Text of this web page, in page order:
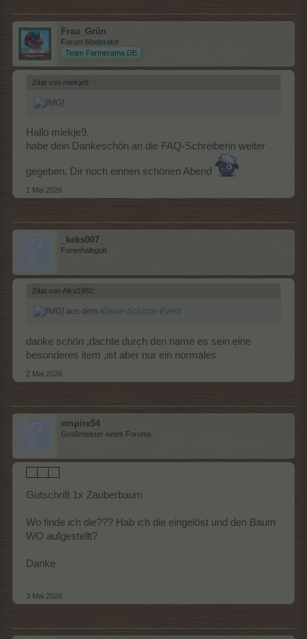
Frau_Grün
Forum Moderator
Team Farmerama DE
Zitat von miekje9: ↑
Hallo miekje9,
habe dein Dankeschön an die FAQ-Schreiberin weiter
gegeben. Dir noch einnen schönen Abend
1 Mai 2026
_keks007_
Forenhalbgott
Zitat von Alira1982: ↑
aus dem Kleine-Schätze-Event
danke schön ,dachte durch den name es sein eine
besonderes item ,ist aber nur ein normales
2 Mai 2026
empire54
Großmeister eines Forums
Gutschrift 1x Zauberbaum
Wo finde ich die??? Hab ich die eingelöst und den Baum
WO aufgestellt?
Danke
3 Mai 2026